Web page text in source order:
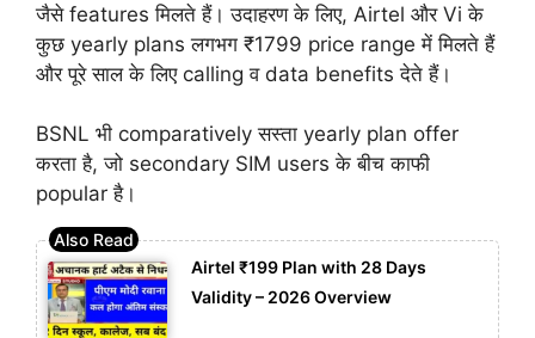
जैसे features मिलते हैं। उदाहरण के लिए, Airtel और Vi के
कुछ yearly plans लगभग ₹1799 price range में मिलते हैं
और पूरे साल के लिए calling व data benefits देते हैं।
BSNL भी comparatively सस्ता yearly plan offer
करता है, जो secondary SIM users के बीच काफी
popular है।
Airtel ₹199 Plan with 28 Days
Validity – 2026 Overview